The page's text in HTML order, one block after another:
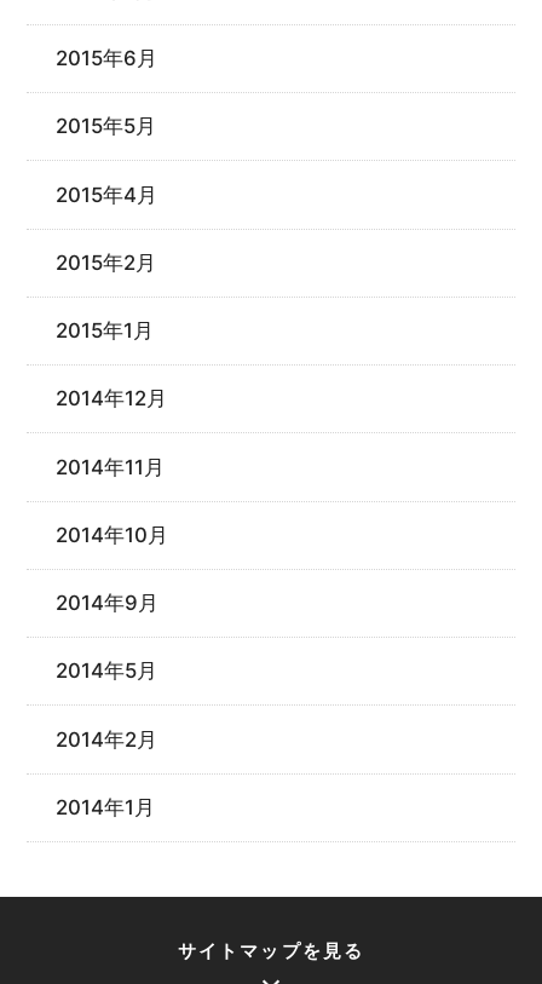
2015年6月
2015年5月
2015年4月
2015年2月
2015年1月
2014年12月
2014年11月
2014年10月
2014年9月
2014年5月
2014年2月
2014年1月
サイトマップを見る